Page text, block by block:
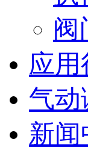
阀
应用
气动
新闻